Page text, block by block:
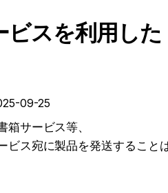
ビスを利用した
09-25
サービス等、
ビス宛に製品を発送すること